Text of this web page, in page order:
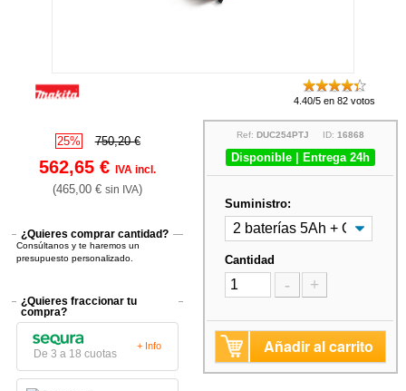
4.40/5 en 82 votos
25% 750,20 €
562,65 €IVA incl.
(465,00 €sin IVA)
¿Quieres comprar cantidad?
Consúltanos y te haremos un
presupuesto personalizado.
¿Quieres fraccionar tu
compra?
De 3 a 18 cuotas
+ Info
Ref: DUC254PTJ ID: 16868
Disponible | Entrega 24h
Suministro:
Cantidad
- +
Añadir al carrito